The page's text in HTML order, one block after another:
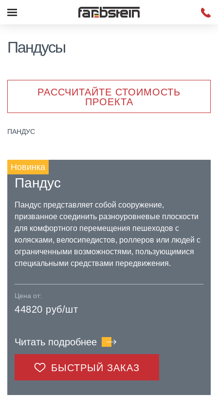
Пандусы
ПАНДУС
РАССЧИТАЙТЕ СТОИМОСТЬ
ПРОЕКТА
Новинка
Пандус
Пандус представляет собой сооружение,
призванное соединить разноуровневые плоскости
для комфортного перемещения пешеходов с
колясками, велосипедистов, роллеров или людей с
ограниченными возможностями, пользующимися
специальными средствами передвижения.
Цена от:
44820 руб/шт
Читать подробнее
БЫСТРЫЙ ЗАКАЗ